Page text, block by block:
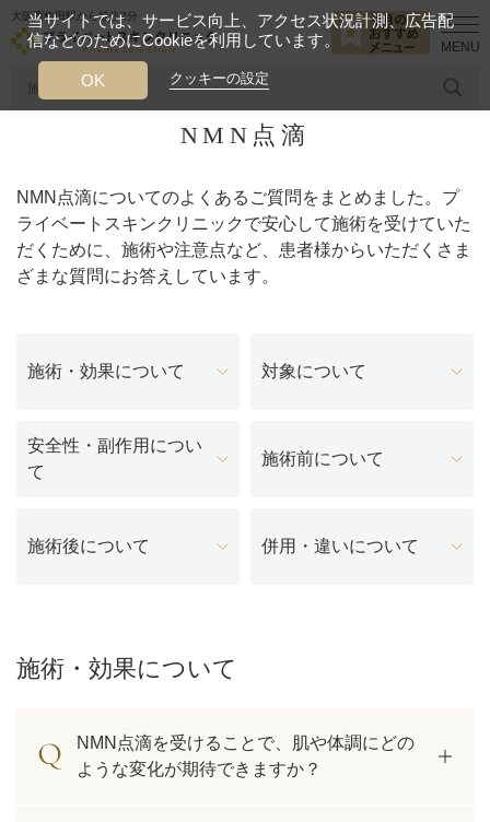
大阪西梅田駅から徒歩2分
糸リフト ヒアルロン酸
今月のおすすめメニュー
当クリニック月替わりのおすすめのメニュー
お悩みで探す 施術メニュー
よくあるご質問 NMN点滴
NMN点滴
NMN点滴についてのよくあるご質問をまとめました。プ
ライベートスキンクリニックで安心して施術を受けていた
だくために、施術や注意点など、患者様からいただくさま
ざまな質問にお答えしています。
施術・効果について 対象について
安全性・副作用につい
て
施術前について
施術後について 併用・違いについて
施術・効果について
NMN点滴を受けることで、肌や体調にどの
ような変化が期待できますか？
当サイトでは、サービス向上、アクセス状況計測、広告配
信などのためにCookieを利用しています。
クッキーの設定
OK